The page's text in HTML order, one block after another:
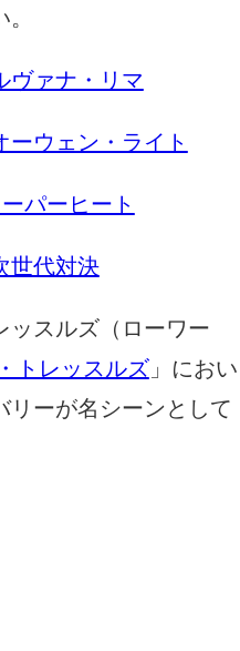
ヴァナ・リマ
ウェン・ライト
パーヒート
世代対決
ッスルズ（ローワー
トレッスルズ」におい
リーが名シーンとして